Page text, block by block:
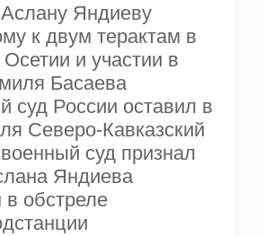
Яндиеву
к двум терактам в
и участии в
Басаева
суд России оставил в
Северо-Кавказский
суд признал
Яндиева
обстреле